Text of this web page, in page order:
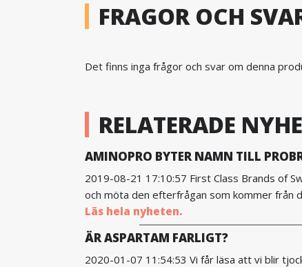
FRAGOR OCH
Det finns inga frågor och svar om denna
RELATERADE
AMINOPRO BYTER NAMN TILL
2019-08-21 17:10:57 First Class Brands of
och möta den efterfrågan som kommer från
Läs hela nyheten.
ÄR ASPARTAM FARLIGT?
2020-01-07 11:54:53 Vi får läsa att vi blir